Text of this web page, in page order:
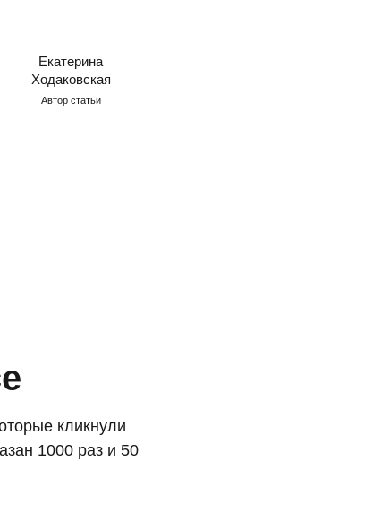
Екатерина
Ходаковская
Автор статьи
кликнули
1000 раз и 50